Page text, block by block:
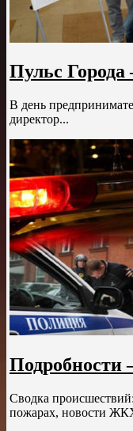
Пульс Города
В день
директор...
Подробности
Сводка
пожарах, новости